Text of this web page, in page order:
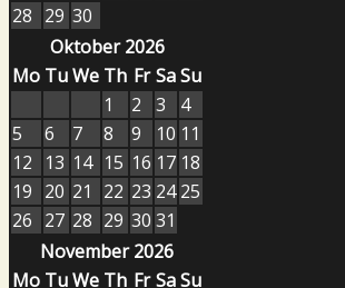
28 29 30
Oktober 2026
Mo TuWe Th Fr SaSu
1
2 3
4
5
6 7 8 9 10 11
12
13 14 15 16 17 18
19 20 21 22 23 24 25
26 27 28 29 30 31
November 2026
Mo TuWe Th Fr SaSu